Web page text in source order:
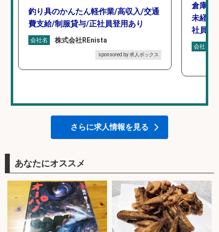
釣り具のかんたん軽作業/高収入/交通
費支給/制服貸与/正社員登用あり
会社名 株式会社REnista
sponsored by 求人ボックス
倉庫で
未経験
社員登
会社名
さらに求人情報を見る
あなたにオススメ